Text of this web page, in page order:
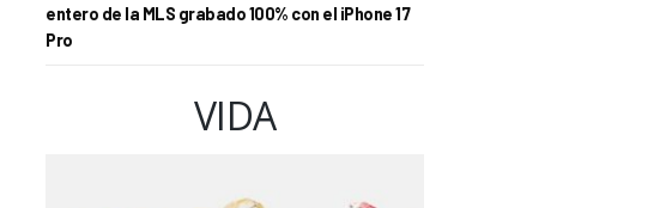
entero de la MLS grabado 100% con el iPhone 17
Pro
VIDA